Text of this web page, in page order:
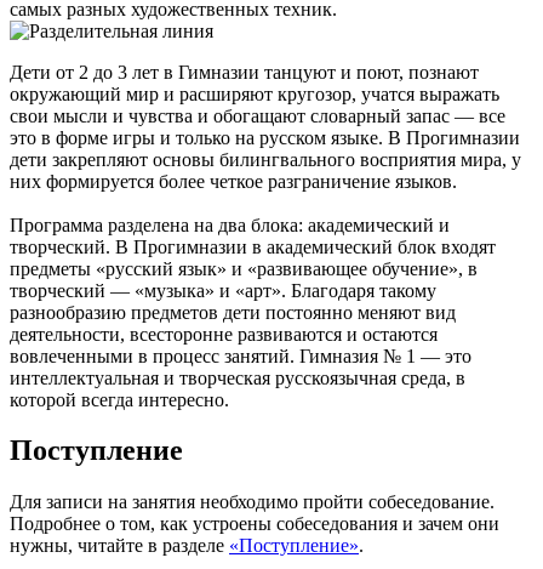
самых разных художественных техник.
Дети от 2 до 3 лет в Гимназии танцуют и поют, познают
окружающий мир и расширяют кругозор, учатся выражать
свои мысли и чувства и обогащают словарный запас — все
это в форме игры и только на русском языке. В Прогимназии
дети закрепляют основы билингвального восприятия мира, у
них формируется более четкое разграничение языков.
Программа разделена на два блока: академический и
творческий. В Прогимназии в академический блок входят
предметы «русский язык» и «развивающее обучение», в
творческий — «музыка» и «арт». Благодаря такому
разнообразию предметов дети постоянно меняют вид
деятельности, всесторонне развиваются и остаются
вовлеченными в процесс занятий. Гимназия № 1 — это
интеллектуальная и творческая русскоязычная среда, в
которой всегда интересно.
Поступление
Для записи на занятия необходимо пройти собеседование.
Подробнее о том, как устроены собеседования и зачем они
нужны, читайте в разделе «Поступление».